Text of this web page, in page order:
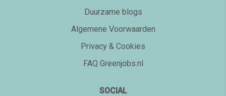
Duurzame blogs
Algemene Voorwaarden
Privacy & Cookies
FAQ Greenjobs.nl
SOCIAL